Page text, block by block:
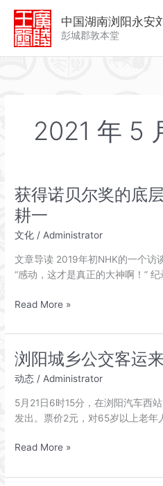
中国湖南浏阳永安
彭城郡敦本堂
2021 年 5
获得诺贝尔奖的底
耕一
文化 /Administrator
文章导读 2019年初NHK的一个访
“感动，这才是真正的大神啊！”
获
诺
贝
尔
奖
底
层
Read More »
浏阳城乡公交客运
动态 /Administrator
5月21日6时15分，在浏阳汽车西
发出。票价2元，对65岁以上老年
浏
城
Read More »